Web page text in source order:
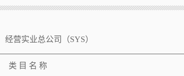
经营实业总公司（SYS）
类 目 名 称